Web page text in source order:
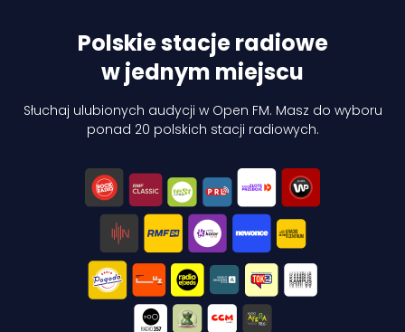
Polskie stacje radiowe
w jednym miejscu
Słuchaj ulubionych audycji w Open FM. Masz do wyboru
ponad 20 polskich stacji radiowych.